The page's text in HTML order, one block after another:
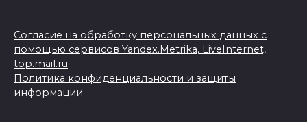
Согласие на обработку персональных данных с
помощью сервисов Yandex.Metrika, LiveInternet,
top.mail.ru
Политика конфиденциальности и защиты
информации